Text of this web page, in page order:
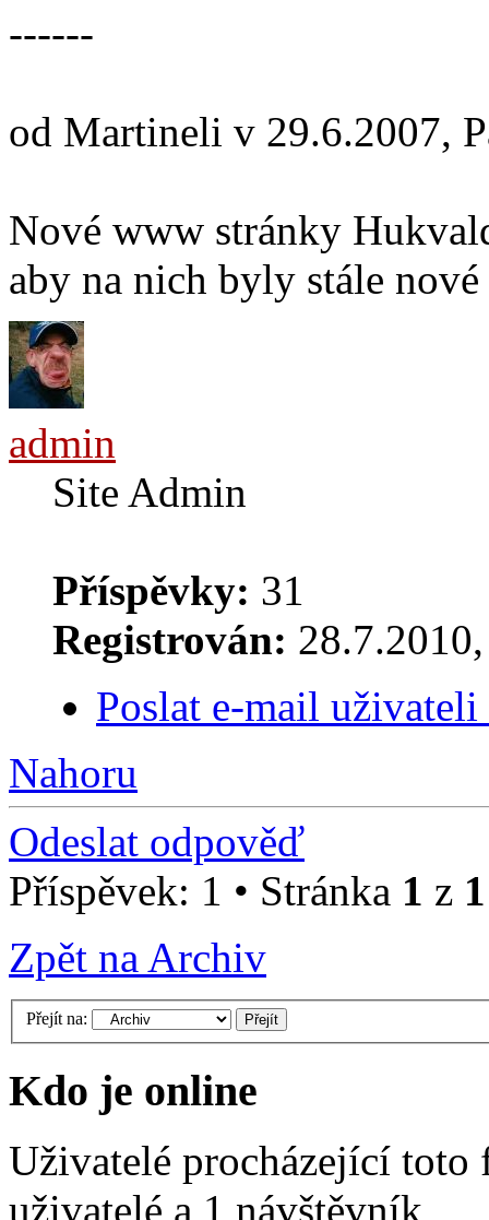
------
od Martineli v 29.6.2007,
Nové www stránky
aby na nich byly stále
admin
Site Admin
Příspěvky: 31
Registrován:
Poslat e-mail
Nahoru
Odeslat odpověď
Příspěvek: 1 • Stránka 1 z 1
Zpět na Archiv
Přejít na:
Kdo je online
Uživatelé procházející
uživatelé a 1 návštěvník